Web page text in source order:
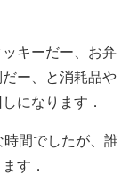
キーだー、お弁
ー、と消耗品や
になります．
間でしたが、誰
す．